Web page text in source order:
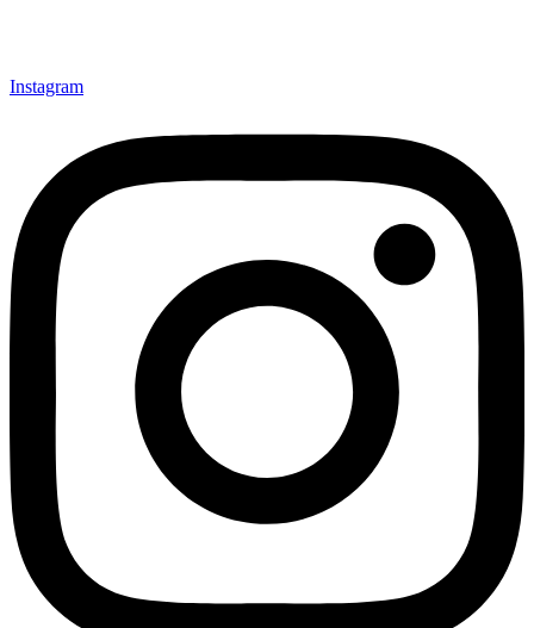
Instagram